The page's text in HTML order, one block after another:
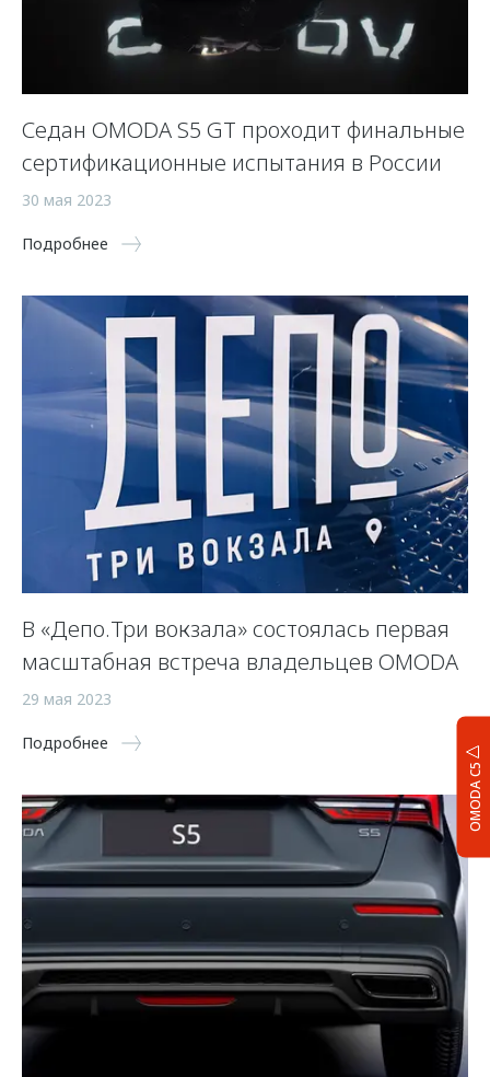
OMODA C5
Седан OMODA S5 GT проходит финальные
сертификационные испытания в России
30 мая 2023
Подробнее
В «Депо.Три вокзала» состоялась первая
масштабная встреча владельцев OMODA
29 мая 2023
Подробнее